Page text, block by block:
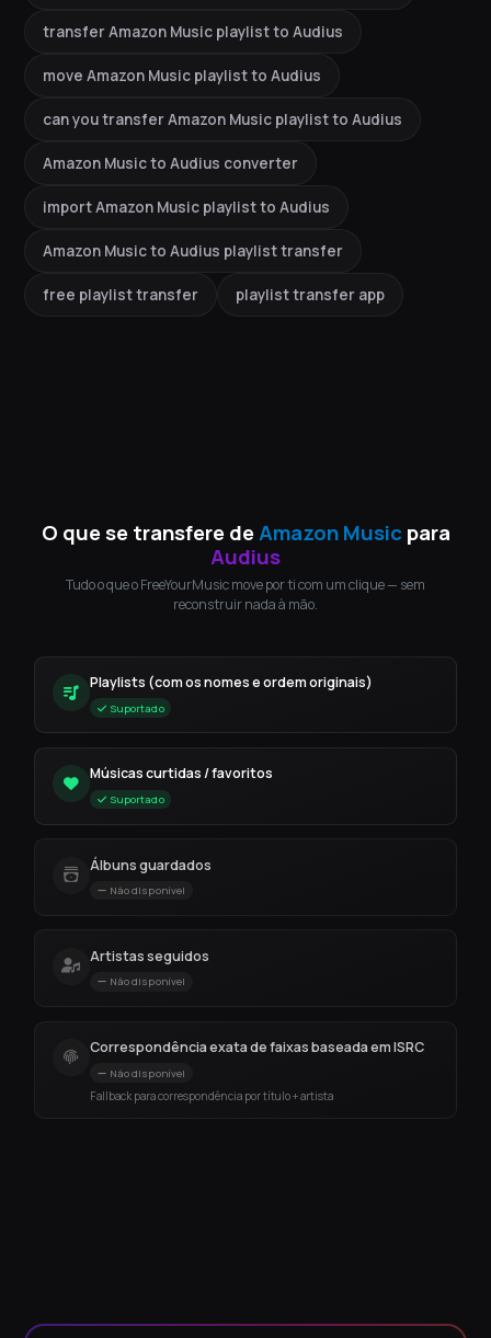
transfer Amazon Music playlist to Audius
move Amazon Music playlist to Audius
can you transfer Amazon Music playlist to Audius
Amazon Music to Audius converter
import Amazon Music playlist to Audius
Amazon Music to Audius playlist transfer
free playlist transfer playlist transfer app
O que se transfere deAmazon Music para
Audius
Tudo o que o FreeYourMusic move por ti com um clique — sem
reconstruir nada à mão.
Playlists (com os nomes e ordem originais)
Suportado
Músicas curtidas / favoritos
Suportado
Álbuns guardados
Não disponível
Artistas seguidos
Não disponível
Correspondência exata de faixas baseada em ISRC
Não disponível
Fallback para correspondência por título + artista